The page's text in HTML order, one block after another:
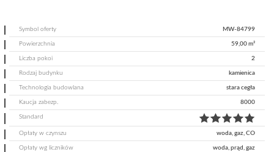
Symbol oferty MW-84799
Powierzchnia 59,00 m²
Liczba pokoi 2
Rodzaj budynku kamienica
Technologia budowlana stara cegła
Kaucja zabezp. 8000
Standard
Opłaty w czynszu woda, gaz, CO
Opłaty wg liczników woda, prąd, gaz